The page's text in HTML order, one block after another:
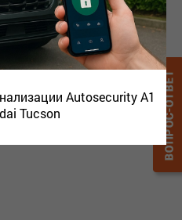
Autosecurity A1
Tucson